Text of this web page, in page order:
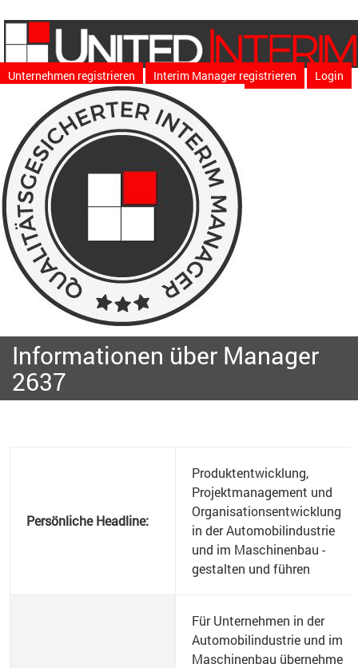
Unternehmen registrieren Interim Manager registrieren Login
Informationen über Manager
2637
Persönliche Headline:
Produktentwicklung,
Projektmanagement und
Organisationsentwicklung
in der Automobilindustrie
und im Maschinenbau -
gestalten und führen
Für Unternehmen in der
Automobilindustrie und im
Maschinenbau übernehme